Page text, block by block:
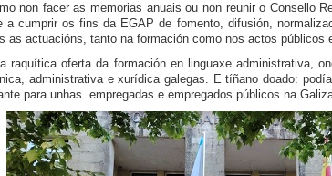
non facer as memorias anuais ou non reunir o Consello
a cumprir os fins da EGAP de fomento, difusión,
as actuacións, tanto na formación como nos actos públicos
raquítica oferta da formación en linguaxe administrativa,
administrativa e xurídica galegas. E tíñano doado:
para unhas empregadas e empregados públicos na